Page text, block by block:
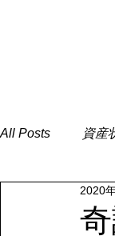
All Posts 資産
2020